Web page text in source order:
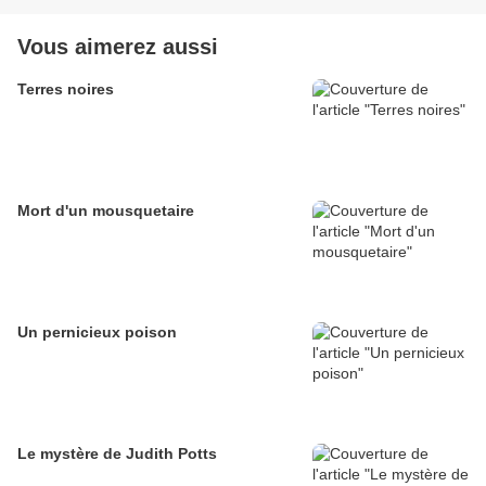
Vous aimerez aussi
Terres noires
Mort d'un mousquetaire
Un pernicieux poison
Le mystère de Judith Potts